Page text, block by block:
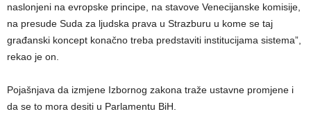
naslonjeni na evropske principe, na stavove Venecijanske komisije,
na presude Suda za ljudska prava u Strazburu u kome se taj
građanski koncept konačno treba predstaviti institucijama sistema”,
rekao je on.
Pojašnjava da izmjene Izbornog zakona traže ustavne promjene i
da se to mora desiti u Parlamentu BiH.